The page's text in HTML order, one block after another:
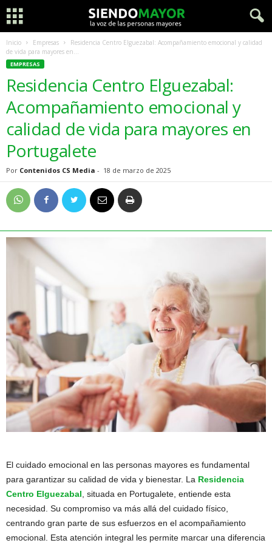
Inicio Empresas
Residencia Centro Elguezabal: Acompañamiento emocional y calidad
de vida para mayores en...
EMPRESAS
Residencia Centro Elguezabal:
Acompañamiento emocional y
calidad de vida para mayores en
Portugalete
Por Contenidos CS Media - 18 de marzo de 2025
El cuidado emocional en las personas mayores es fundamental
para garantizar su calidad de vida y bienestar. La Residencia
Centro Elguezabal , situada en Portugalete, entiende esta
necesidad. Su compromiso va más allá del cuidado físico,
centrando gran parte de sus esfuerzos en el acompañamiento
emocional. Esta atención integral les permite marcar una diferencia